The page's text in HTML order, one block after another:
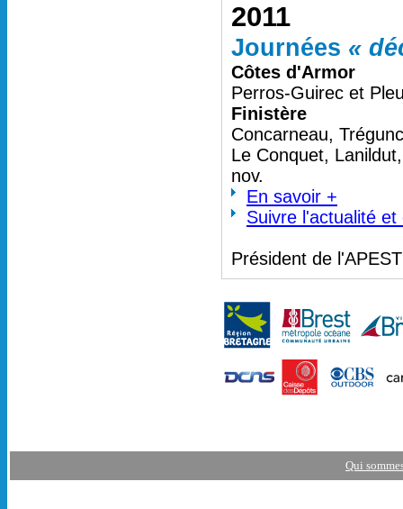
2011
Journées «
Côtes d'Armor
Perros-Guirec et
Finistère
Concarneau,
Le Conquet,
nov.
En savoir +
Suivre l'actualité
Président de
Qui